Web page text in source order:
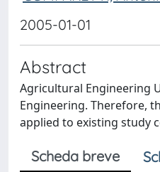
2005-01-01
Abstract
Agricultural Engineering
Engineering. Therefore,
applied to existing study
Scheda breve